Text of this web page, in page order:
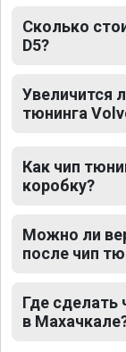
Сколько
D5?
Увеличится
тюнинга
Как чип
коробку?
Можно ли
после чип
Где сделать
в